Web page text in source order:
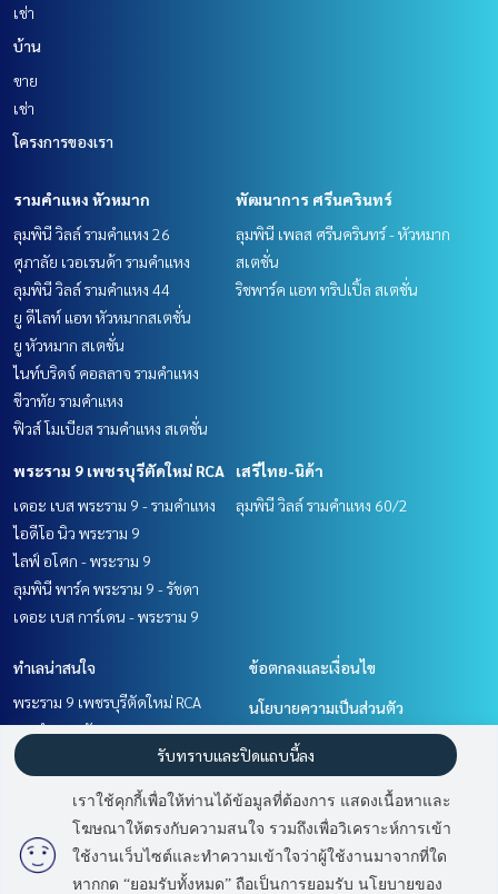
มี2คนกำลังดูประกาศนี้
เช่า
บ้าน
ขาย
เช่า
โครงการของเรา
รามคำแหง หัวหมาก
ลุมพินี วิลล์ รามคำแหง 26
ศุภาลัย เวอเรนด้า รามคำแหง
ลุมพินี วิลล์ รามคำแหง 44
ยู ดีไลท์ แอท หัวหมากสเตชั่น
ยู หัวหมาก สเตชั่น
ไนท์บริดจ์ คอลลาจ รามคำแหง
ชีวาทัย รามคำแหง
ฟิวส์ โมเบียส รามคำแหง สเตชั่น
พัฒนาการ ศรีนครินทร์
ลุมพินี เพลส ศรีนครินทร์ - หัวหมาก
สเตชั่น
ริชพาร์ค แอท ทริปเปิ้ล สเตชั่น
พระราม 9 เพชรบุรีตัดใหม่ RCA
เดอะ เบส พระราม 9 - รามคำแหง
ไอดีโอ นิว พระราม 9
ไลฟ์ อโศก - พระราม 9
ลุมพินี พาร์ค พระราม 9 - รัชดา
เดอะ เบส การ์เดน - พระราม 9
เสรีไทย-นิด้า
ลุมพินี วิลล์ รามคำแหง 60/2
ทำเลน่าสนใจ
พระราม 9 เพชรบุรีตัดใหม่ RCA
รามคำแหง หัวหมาก
เสรีไทย-นิด้า
พัฒนาการ ศรีนครินทร์
ข้อตกลงและเงื่อนไข
นโยบายความเป็นส่วนตัว
เกี่ยวกับเรา
วิธีการฝากขาย-เช่า
ติดต่อ
เราใช้คุกกี้เพื่อให้ท่านได้ข้อมูลที่ต้องการ แสดงเนื้อหาและ
โฆษณาให้ตรงกับความสนใจ รวมถึงเพื่อวิเคราะห์การเข้า
ใช้งานเว็บไซต์และทำความเข้าใจว่าผู้ใช้งานมาจากที่ใด
หากกด “ยอมรับทั้งหมด” ถือเป็นการยอมรับ นโยบายของ
รับทราบและปิดแถบนี้ลง